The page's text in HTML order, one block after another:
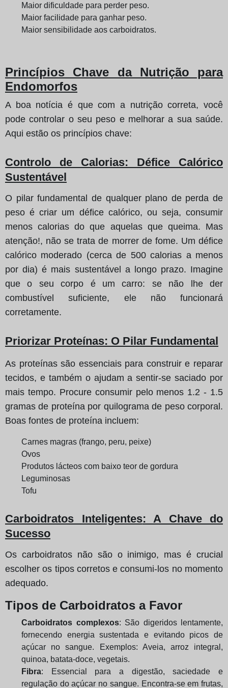
Maior dificuldade para perder peso.
Maior facilidade para ganhar peso.
Maior sensibilidade aos carboidratos.
Princípios Chave da Nutrição para
Endomorfos
A boa notícia é que com a nutrição correta, você
pode controlar o seu peso e melhorar a sua saúde.
Aqui estão os princípios chave:
Controlo de Calorias: Défice Calórico
Sustentável
O pilar fundamental de qualquer plano de perda de
peso é criar um défice calórico, ou seja, consumir
menos calorias do que aquelas que queima. Mas
atenção!, não se trata de morrer de fome. Um défice
calórico moderado (cerca de 500 calorias a menos
por dia) é mais sustentável a longo prazo. Imagine
que o seu corpo é um carro: se não lhe der
combustível suficiente, ele não funcionará
corretamente.
Priorizar Proteínas: O Pilar Fundamental
As proteínas são essenciais para construir e reparar
tecidos, e também o ajudam a sentir-se saciado por
mais tempo. Procure consumir pelo menos 1.2 - 1.5
gramas de proteína por quilograma de peso corporal.
Boas fontes de proteína incluem:
Carnes magras (frango, peru, peixe)
Ovos
Produtos lácteos com baixo teor de gordura
Leguminosas
Tofu
Carboidratos Inteligentes: A Chave do
Sucesso
Os carboidratos não são o inimigo, mas é crucial
escolher os tipos corretos e consumi-los no momento
adequado.
Tipos de Carboidratos a Favor
Carboidratos complexos: São digeridos lentamente,
fornecendo energia sustentada e evitando picos de
açúcar no sangue. Exemplos: Aveia, arroz integral,
quinoa, batata-doce, vegetais.
Fibra: Essencial para a digestão, saciedade e
regulação do açúcar no sangue. Encontra-se em frutas,